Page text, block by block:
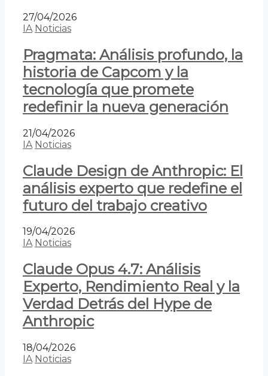
27/04/2026
IA Noticias
Pragmata: Análisis profundo, la
historia de Capcom y la
tecnología que promete
redefinir la nueva generación
21/04/2026
IA Noticias
Claude Design de Anthropic: El
análisis experto que redefine el
futuro del trabajo creativo
19/04/2026
IA Noticias
Claude Opus 4.7: Análisis
Experto, Rendimiento Real y la
Verdad Detrás del Hype de
Anthropic
18/04/2026
IA Noticias